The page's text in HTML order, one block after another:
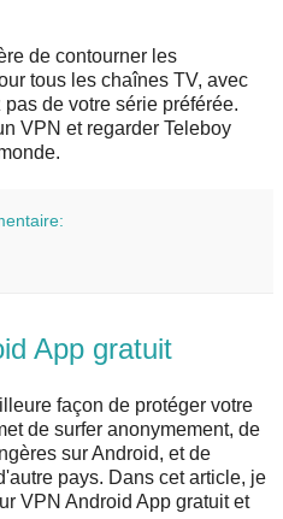
de contourner les
tous les chaînes TV, avec
de votre série préférée.
VPN et regarder Teleboy
App gratuit
façon de protéger votre
de surfer anonymement, de
sur Android, et de
pays. Dans cet article, je
VPN Android App gratuit et